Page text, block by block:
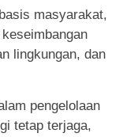
masyarakat,
lingkungan, dan
pengelolaan
tetap terjaga,